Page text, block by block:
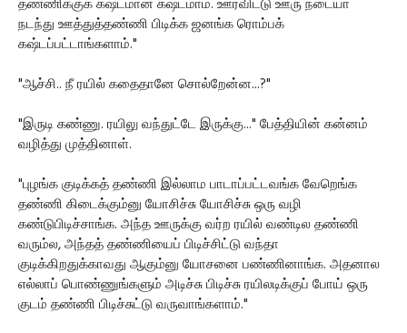
தண்ணிக்குக் கஷ்டமான கஷ்டமாம். ஊர்விட்டு ஊரு நடையா
நடந்து ஊத்துத்தண்ணி பிடிக்க ஜனங்க ரொம்பக்
கஷ்டப்பட்டாங்களாம்."
"ஆச்சி.. நீ ரயில் கதைதானே சொல்றேன்ன...?"
"இருடி கண்ணு. ரயிலு வந்துட்டே இருக்கு..." பேத்தியின் கன்னம்
வழித்து முத்தினாள்.
"புழங்க குடிக்கத் தண்ணி இல்லாம பாடாப்பட்டவங்க வேறெங்க
தண்ணி கிடைக்கும்னு யோசிச்சு யோசிச்சு ஒரு வழி
கண்டுபிடிச்சாங்க. அந்த ஊருக்கு வர்ற ரயில் வண்டில தண்ணி
வரும்ல, அந்தத் தண்ணியைப் பிடிச்சிட்டு வந்தா
குடிக்கிறதுக்காவது ஆகும்னு யோசனை பண்ணினாங்க. அதனால
எல்லாப் பொண்ணுங்களும் அடிச்சு பிடிச்சு ரயிலடிக்குப் போய் ஒரு
குடம் தண்ணி பிடிச்சுட்டு வருவாங்களாம்."